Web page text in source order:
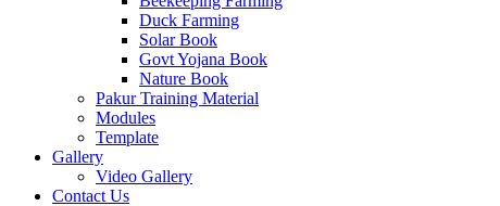
Duck Farming
Solar Book
Govt Yojana Book
Nature Book
Pakur Training Material
Modules
Template
Gallery
Video Gallery
Contact Us